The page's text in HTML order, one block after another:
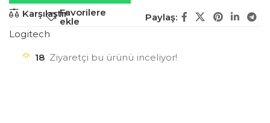
KarşılaştırFavorilere
ekle
Paylaş:
Logitech
18 Ziyaretçi bu ürünü inceliyor!